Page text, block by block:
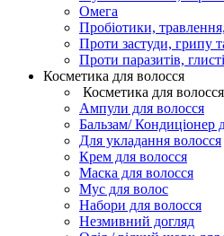
Омега
Пробіотики,
Проти застуди, грипу
Проти паразитів,
Косметика для волосся
Косметика для волосся
Ампули для волосся
Бальзам/ Кондиціонер
Для укладання волосся
Крем для волосся
Маска для волосся
Мус для волос
Набори для волосся
Незмивний догляд